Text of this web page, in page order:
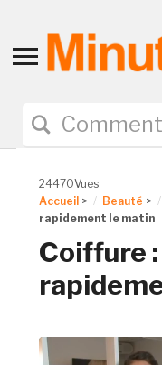
Toggle
navigation
24470Vues
Accueil > Beauté >
rapidement le matin
Coiffure